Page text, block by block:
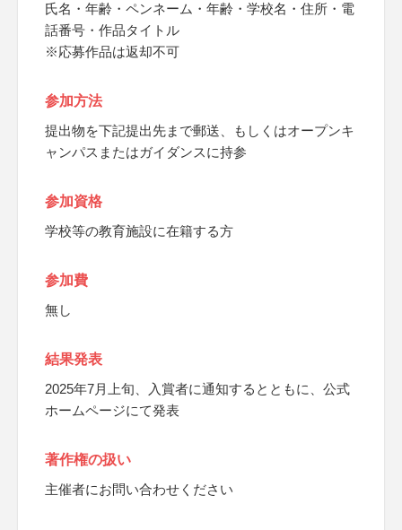
氏名・年齢・ペンネーム・年齢・学校名・住所・電
話番号・作品タイトル
※応募作品は返却不可
参加方法
提出物を下記提出先まで郵送、もしくはオープンキ
ャンパスまたはガイダンスに持参
参加資格
学校等の教育施設に在籍する方
参加費
無し
結果発表
2025年7月上旬、入賞者に通知するとともに、公式
ホームページにて発表
著作権の扱い
主催者にお問い合わせください